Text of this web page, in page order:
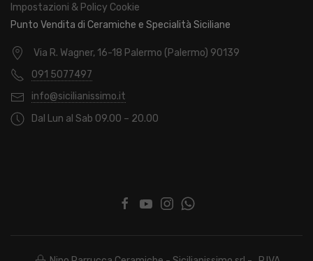
Impostazioni & Policy Cookie
Punto Vendita di Ceramiche e Specialità Siciliane
Via R. Wagner, 16-18 Palermo (Palermo) 90139
091 5077497
info@sicilianissimo.it
Dal Lun al Sab 09.00 – 20.00